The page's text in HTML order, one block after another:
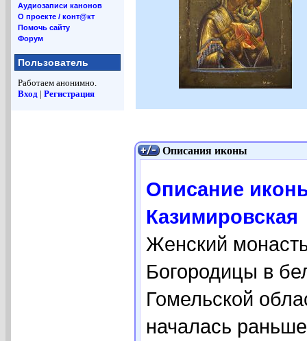
Аудиозаписи канонов
О проекте / конт@кт
Помочь сайту
Форум
Пользователь
Работаем анонимно.
Вход | Регистрация
Описания иконы
Описание
Казимировская
Женский
Богородицы в
Гомельской
началась